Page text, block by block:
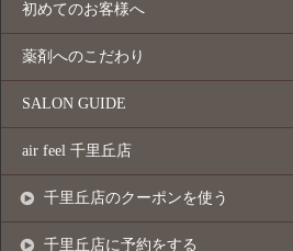
初めてのお客様へ
薬剤へのこだわり
SALON GUIDE
air feel 千里丘店
千里丘店のクーポンを使う
千里丘店に予約をする